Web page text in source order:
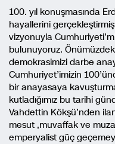
100. yıl konuşmasında
hayallerini
vizyonuyla
bulunuyoruz.
demokrasimizi darbe
Cumhuriyet’imizin
bir anayasaya
kutladığımız bu tarihi
Vahdettin Kökşü’nden
mesut ,muvaffak ve
emperyalist güç